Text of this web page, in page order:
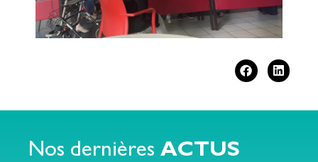
Nos dernières ACTUS